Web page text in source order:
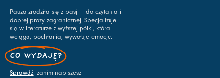
Pauza zrodziła się z pasji – do czytania i
dobrej prozy zagranicznej. Specjalizuje
się w literaturze z wyższej półki, która
wciąga, pochłania, wywołuje emocje.
CO WYDAJĘ?
Sprawdź, zanim napiszesz!